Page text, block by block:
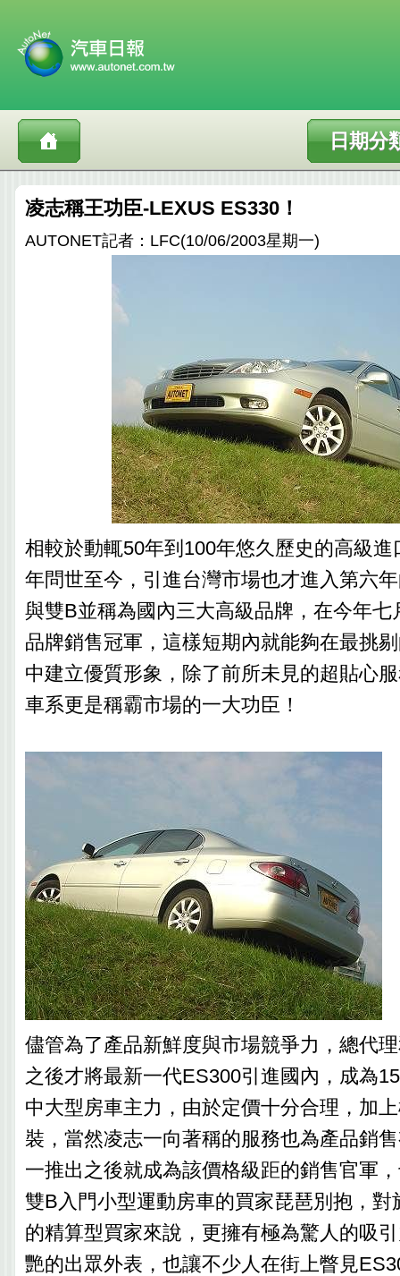
日期分
凌志稱王功臣-LEXUS ES330！
AUTONET記者：LFC(10/06/2003星期一)
相較於動輒50年到100年悠久歷史的高級
年問世至今，引進台灣市場也才進入第六
與雙B並稱為國內三大高級品牌，在今年七
品牌銷售冠軍，這樣短期內就能夠在最挑
中建立優質形象，除了前所未見的超貼心
車系更是稱霸市場的一大功臣！
儘管為了產品新鮮度與市場競爭力，總代
之後才將最新一代ES300引進國內，成為
中大型房車主力，由於定價十分合理，加
裝，當然凌志一向著稱的服務也為產品銷
一推出之後就成為該價格級距的銷售官軍
雙B入門小型運動房車的買家琵琶別抱，對
的精算型買家來說，更擁有極為驚人的吸
艷的出眾外表，也讓不少人在街上瞥見